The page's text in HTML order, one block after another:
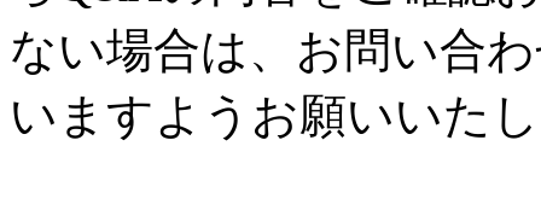
ない場合は、お問い合
いますようお願いいた